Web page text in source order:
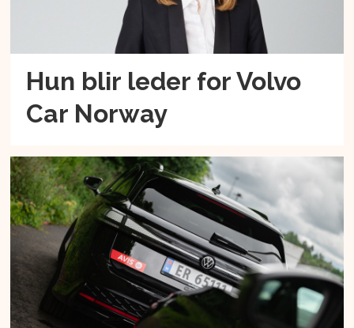
Hun blir leder for Volvo
Car Norway